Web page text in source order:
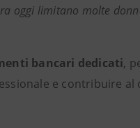
oggi limitano molte
bancari dedicati,
e contribuire al